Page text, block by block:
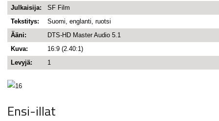
Julkaisija:
SF Film
Tekstitys:
Suomi, englanti, ruotsi
Ääni:
DTS-HD Master Audio 5.1
Kuva:
16:9 (2.40:1)
Levyjä:
1
Ensi-illat